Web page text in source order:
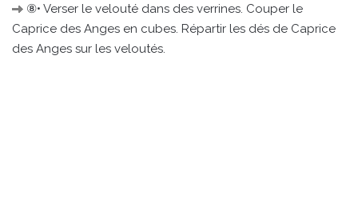
⑧• Verser le velouté dans des verrines. Couper le
Caprice des Anges en cubes. Répartir les dés de Caprice
des Anges sur les veloutés.